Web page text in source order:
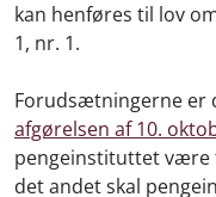
kan henføres til lov
1, nr. 1.
Forudsætningerne er
afgørelsen af 10.
pengeinstituttet være
det andet skal